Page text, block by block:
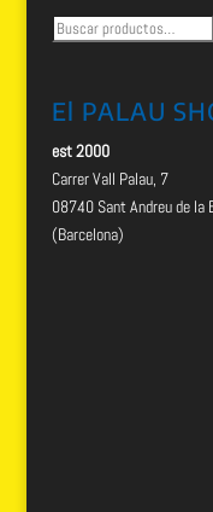
Buscar
por:
El PALAU
est 2000
Carrer Vall Palau, 7
08740 Sant Andreu de la
(Barcelona)